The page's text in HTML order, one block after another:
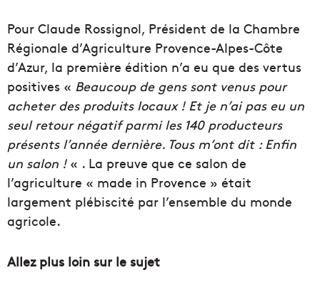
Pour Claude Rossignol, Président de la Chambre
Régionale d’Agriculture Provence-Alpes-Côte
d’Azur, la première édition n’a eu que des vertus
positives « Beaucoup de gens sont venus pour
acheter des produits locaux ! Et je n’ai pas eu un
seul retour négatif parmi les 140 producteurs
présents l’année dernière. Tous m’ont dit : Enfin
un salon ! « . La preuve que ce salon de
l’agriculture « made in Provence » était
largement plébiscité par l’ensemble du monde
agricole.
Allez plus loin sur le sujet